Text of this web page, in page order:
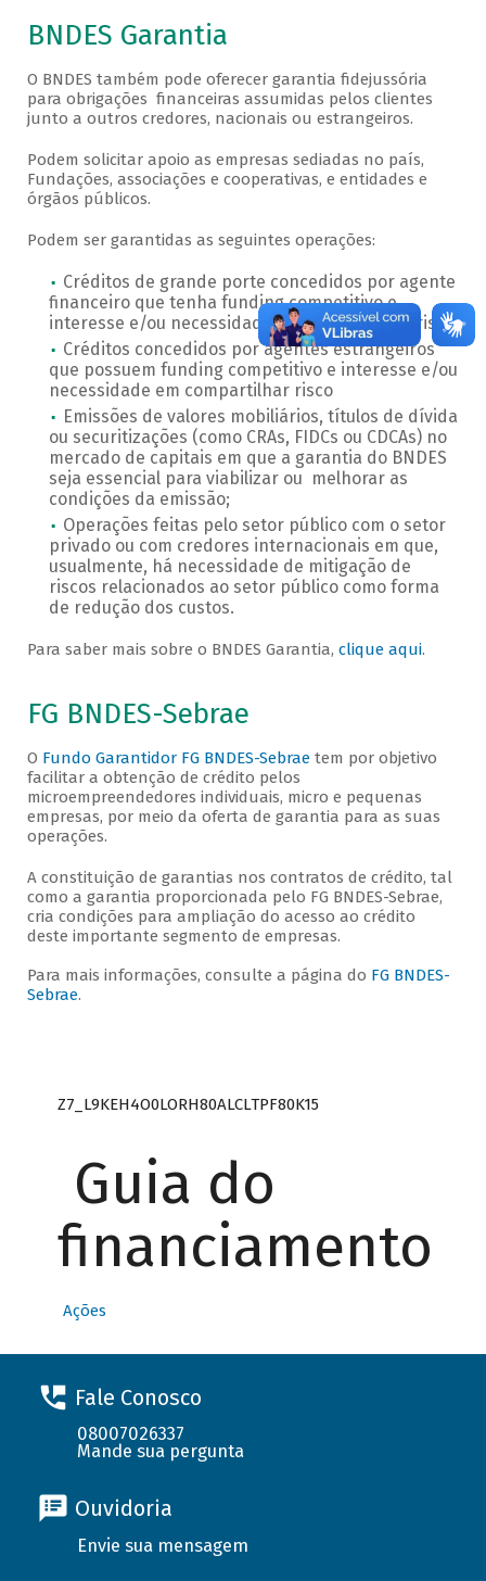
BNDES Garantia
O BNDES também pode oferecer garantia fidejussória
para obrigações financeiras assumidas pelos clientes
junto a outros credores, nacionais ou estrangeiros.
Podem solicitar apoio as empresas sediadas no país,
Fundações, associações e cooperativas, e entidades e
órgãos públicos.
Podem ser garantidas as seguintes operações:
Créditos de grande porte concedidos por agente
financeiro que tenha funding competitivo e
interesse e/ou necessidade em compartilhar risco
Créditos concedidos por agentes estrangeiros
que possuem funding competitivo e interesse e/ou
necessidade em compartilhar risco
Emissões de valores mobiliários, títulos de dívida
ou securitizações (como CRAs, FIDCs ou CDCAs) no
mercado de capitais em que a garantia do BNDES
seja essencial para viabilizar ou melhorar as
condições da emissão;
Operações feitas pelo setor público com o setor
privado ou com credores internacionais em que,
usualmente, há necessidade de mitigação de
riscos relacionados ao setor público como forma
de redução dos custos.
Para saber mais sobre o BNDES Garantia, clique aqui.
FG BNDES-Sebrae
O Fundo Garantidor FG BNDES-Sebraetem por objetivo
facilitar a obtenção de crédito pelos
microempreendedores individuais, micro e pequenas
empresas, por meio da oferta de garantia para as suas
operações.
A constituição de garantias nos contratos de crédito, tal
como a garantia proporcionada pelo FG BNDES-Sebrae,
cria condições para ampliação do acesso ao crédito
deste importante segmento de empresas.
Para mais informações, consulte a página do FG BNDES-
Sebrae.
Z7_L9KEH4O0LORH80ALCLTPF80K15
Guia do
financiamento
Ações
Fale Conosco
08007026337
Mande sua pergunta
Ouvidoria
Envie sua mensagem